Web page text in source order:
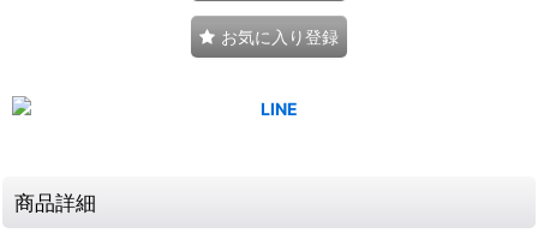
お気に入り登録
商品詳細